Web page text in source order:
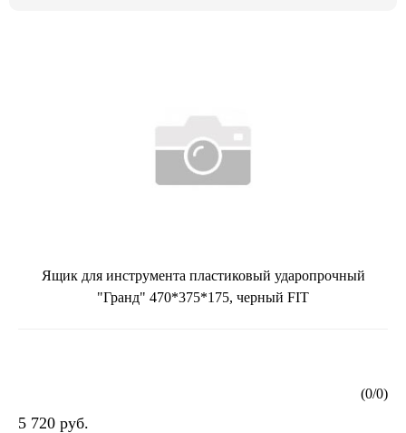
Ящик для инструмента пластиковый ударопрочный
"Гранд" 470*375*175, черный FIT
(0/0)
5 720 руб.